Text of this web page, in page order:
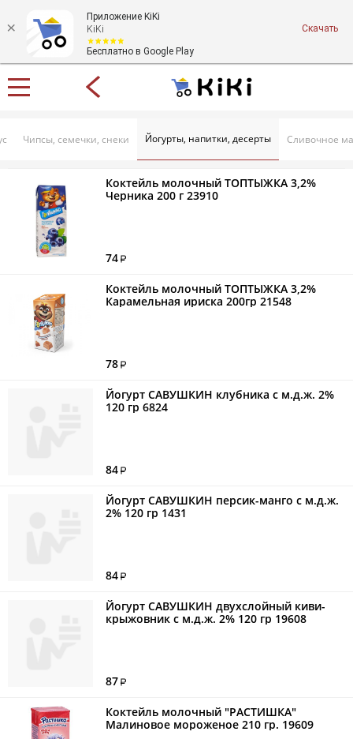
Приложение KiKi
KiKi
Бесплатно в Google Play
Скачать
Чипсы, семечки, снеки Йогурты, напитки, десерты Сливочное
Коктейль молочный ТОПТЫЖКА 3,2%
Черника 200 г 23910
74
Коктейль молочный ТОПТЫЖКА 3,2%
Карамельная ириска 200гр 21548
78
Йогурт САВУШКИН клубника с м.д.ж. 2%
120 гр 6824
84
Йогурт САВУШКИН персик-манго с м.д.ж.
2% 120 гр 1431
84
Йогурт САВУШКИН двухслойный киви-
крыжовник с м.д.ж. 2% 120 гр 19608
87
Коктейль молочный "РАСТИШКА"
Малиновое мороженое 210 гр. 19609